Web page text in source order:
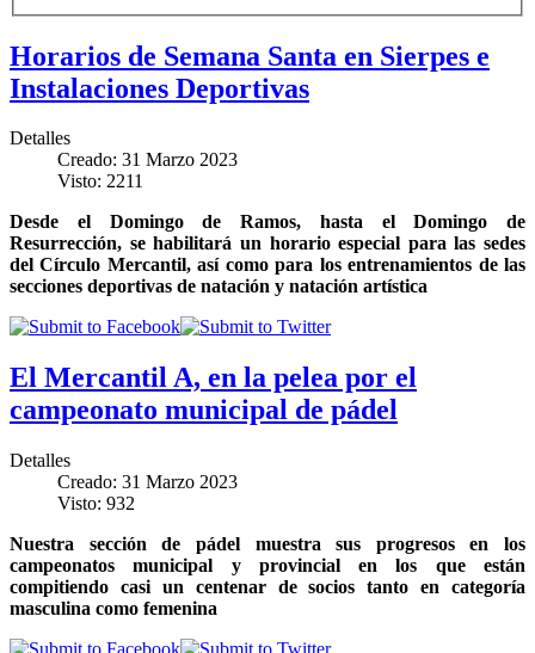
Horarios de Semana Santa en Sierpes e
Instalaciones Deportivas
Detalles
Creado: 31 Marzo 2023
Visto: 2211
Desde el Domingo de Ramos, hasta el Domingo de
Resurrección, se habilitará un horario especial para las sedes
del Círculo Mercantil, así como para los entrenamientos de las
secciones deportivas de natación y natación artística
El Mercantil A, en la pelea por el
campeonato municipal de pádel
Detalles
Creado: 31 Marzo 2023
Visto: 932
Nuestra sección de pádel muestra sus progresos en los
campeonatos municipal y provincial en los que están
compitiendo casi un centenar de socios tanto en categoría
masculina como femenina